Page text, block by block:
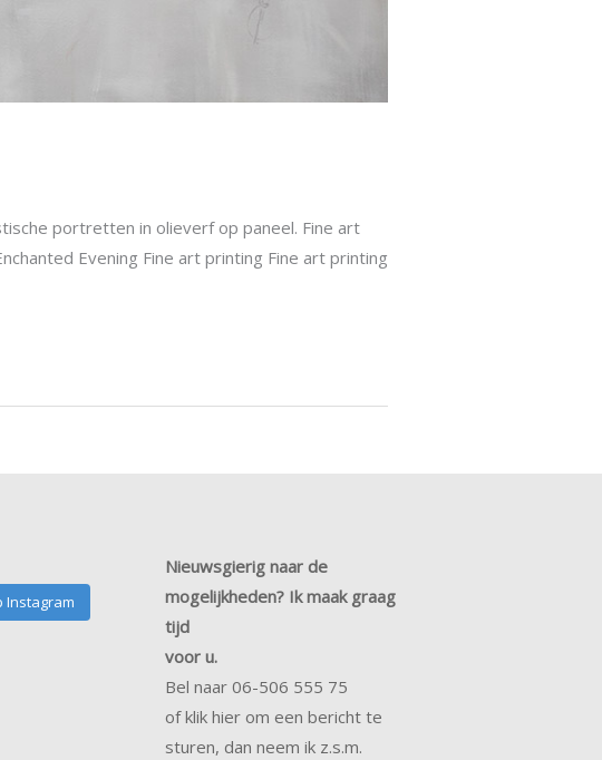
portretten in olieverf op paneel. Fine art
Evening Fine art printing Fine art printing
Instagram
Nieuwsgierig naar de
mogelijkheden? Ik maak graag
tijd
voor u.
Bel naar 06-506 555 75
of klik hier om een bericht te
sturen, dan neem ik z.s.m.